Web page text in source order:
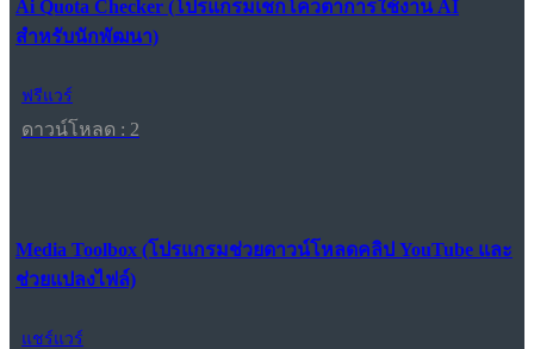
Ai Quota Checker (โปรแกรมเช็กโควตาการใช้งาน AI
สำหรับนักพัฒนา)
ฟรีแวร์
ดาวน์โหลด : 2
Media Toolbox (โปรแกรมช่วยดาวน์โหลดคลิป YouTube และ
ช่วยแปลงไฟล์)
แชร์แวร์